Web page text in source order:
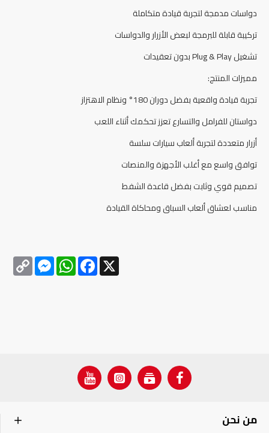
Copy
Link
MessengerWhatsAppFacebook X
دواسات مدمجة لتجربة قيادة متكاملة
تركيبة قابلة للبرمجة لبعض الأزرار والدواسات
تشغيل Plug & Play بدون تعقيدات
مميزات المنتج:
تجربة قيادة واقعية بفضل دوران 180° ونظام الاهتزاز
دواستان للفرامل والتسارع تعزز تحكمك أثناء اللعب
أزرار متعددة لتجربة ألعاب سيارات سلسة
توافق واسع مع أغلب الأجهزة والمنصات
تصميم قوي وثابت بفضل قاعدة الشفط
مناسب لعشاق ألعاب السباق ومحاكاة القيادة
من نحن